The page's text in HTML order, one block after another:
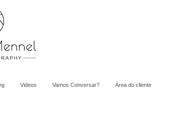
Videos Vamos Conversar? Área do cliente